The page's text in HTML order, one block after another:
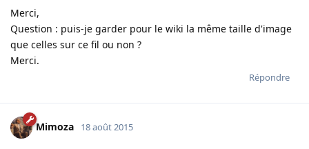
Merci,
Question : puis-je garder pour le wiki la même taille d'image
que celles sur ce fil ou non ?
Merci.
Répondre
Mimoza 18 août 2015